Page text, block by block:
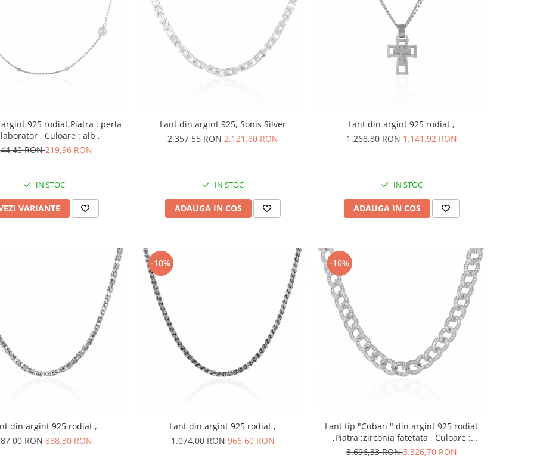
925 rodiat,Piatra : perla
, Culoare : alb ,
RON219,96 RON
IN STOC
VARIANTE
Lant din argint 925, Sonis Silver
2.357,55 RON2.121,80 RON
IN STOC
ADAUGA IN COS
Lant din argint 925 rodiat ,
1.268,80 RON1.141,92 RON
IN STOC
ADAUGA IN COS
din argint 925 rodiat ,
RON888,30 RON
-10%
Lant din argint 925 rodiat ,
1.074,00 RON966,60 RON
-10%
Lant tip "Cuban " din argint 925 rodiat
,Piatra :zirconia fatetata , Culoare :
transparenta ,
3.696,33 RON3.326,70 RON